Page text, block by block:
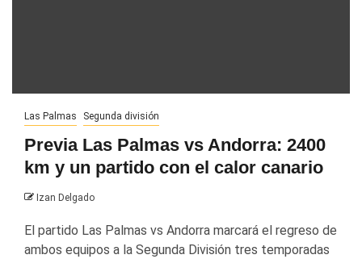
Las Palmas Segunda división
Previa Las Palmas vs Andorra: 2400
km y un partido con el calor canario
Izan Delgado
El partido Las Palmas vs Andorra marcará el regreso de
ambos equipos a la Segunda División tres temporadas